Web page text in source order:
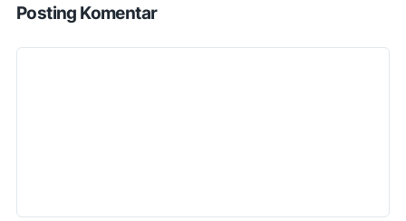
Posting Komentar